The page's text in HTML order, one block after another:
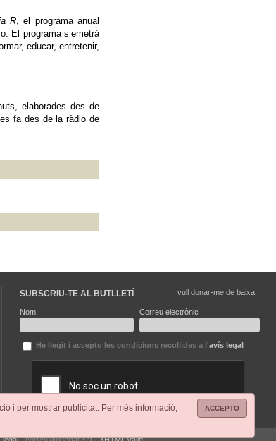
ACCEPTO
i per mostrar publicitat. Per més informació,
R, el programa anual
El programa s’emetrà
educar, entretenir,
elaborades des de
fa des de la ràdio de
SUBSCRIU-TE AL BUTLLETÍ
Nom Correu electrònic
He llegit i accepto les condicions recollides a l'avís legal
vull donar-me de baixa